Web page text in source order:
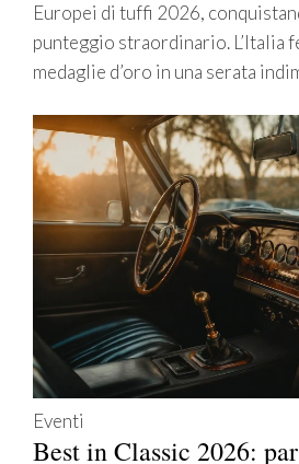
Europei di tuffi 2026,
punteggio straordinario. L’Italia
medaglie d’oro in una serata
Eventi
Best in Classic 2026: